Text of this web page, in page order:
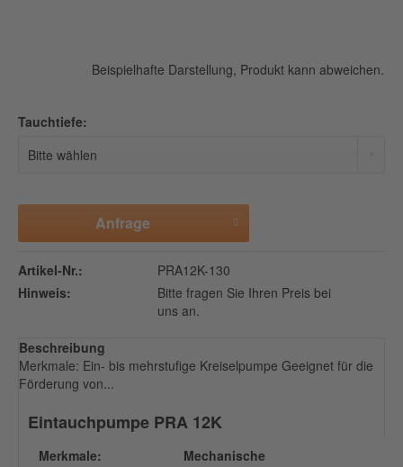
Beispielhafte Darstellung, Produkt kann abweichen.
Tauchtiefe:
Anfrage
Artikel-Nr.:
PRA12K-130
Hinweis:
Bitte fragen Sie Ihren Preis bei
uns an.
Beschreibung
Merkmale: Ein- bis mehrstufige Kreiselpumpe Geeignet für die
Förderung von...
Eintauchpumpe PRA 12K
Merkmale:
Mechanische